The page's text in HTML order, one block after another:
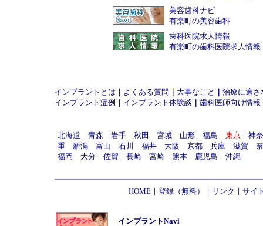
美容歯科ナビ
有楽町の美容歯科
歯科医院求人情報
有楽町の歯科医院求人情報
インプラントとは よくある質問 大事なこと
治療に適さ
インプラント症例
インプラント体験談 歯科医師向け情報
北海道 青森 岩手 秋田 宮城 山形 福島 東京
神
重
新潟 富山 石川 福井 大阪 京都 兵庫 滋賀
福岡
大分 佐賀 長崎 宮崎 熊本 鹿児島 沖縄
HOME ｜ 登録（無料） ｜ リンク ｜ サイ
インプラントNavi